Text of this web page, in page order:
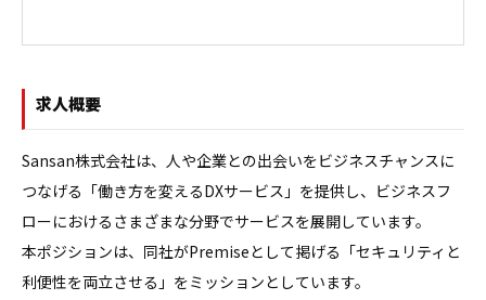
求人概要
Sansan株式会社は、人や企業との出会いをビジネスチャンスに
つなげる「働き方を変えるDXサービス」を提供し、ビジネスフ
ローにおけるさまざまな分野でサービスを展開しています。
本ポジションは、同社がPremiseとして掲げる「セキュリティと
利便性を両立させる」をミッションとしています。